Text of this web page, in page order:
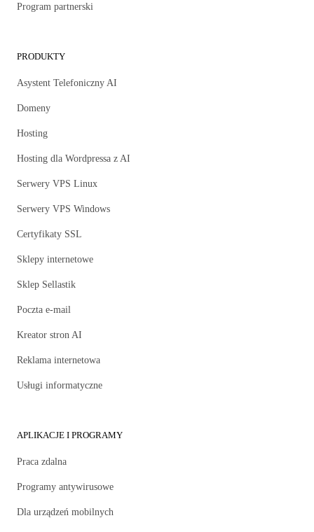
Program partnerski
PRODUKTY
Asystent Telefoniczny AI
Domeny
Hosting
Hosting dla Wordpressa z AI
Serwery VPS Linux
Serwery VPS Windows
Certyfikaty SSL
Sklepy internetowe
Sklep Sellastik
Poczta e-mail
Kreator stron AI
Reklama internetowa
Usługi informatyczne
APLIKACJE I PROGRAMY
Praca zdalna
Programy antywirusowe
Dla urządzeń mobilnych